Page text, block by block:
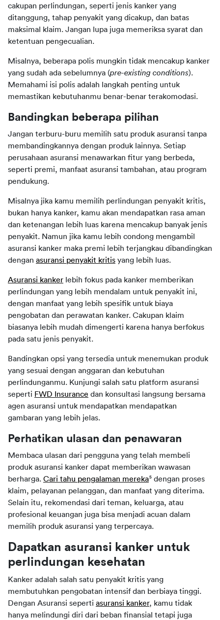
cakupan perlindungan, seperti jenis kanker yang
ditanggung, tahap penyakit yang dicakup, dan batas
maksimal klaim. Jangan lupa juga memeriksa syarat dan
ketentuan pengecualian.
Misalnya, beberapa polis mungkin tidak mencakup kanker
yang sudah ada sebelumnya (pre-existing conditions).
Memahami isi polis adalah langkah penting untuk
memastikan kebutuhanmu benar-benar terakomodasi.
Bandingkan beberapa pilihan
Jangan terburu-buru memilih satu produk asuransi tanpa
membandingkannya dengan produk lainnya. Setiap
perusahaan asuransi menawarkan fitur yang berbeda,
seperti premi, manfaat asuransi tambahan, atau program
pendukung.
Misalnya jika kamu memilih perlindungan penyakit kritis,
bukan hanya kanker, kamu akan mendapatkan rasa aman
dan ketenangan lebih luas karena mencakup banyak jenis
penyakit. Namun jika kamu lebih condong mengambil
asuransi kanker maka premi lebih terjangkau dibandingkan
dengan asuransi penyakit kritis yang lebih luas.
Asuransi kanker lebih fokus pada kanker memberikan
perlindungan yang lebih mendalam untuk penyakit ini,
dengan manfaat yang lebih spesifik untuk biaya
pengobatan dan perawatan kanker. Cakupan klaim
biasanya lebih mudah dimengerti karena hanya berfokus
pada satu jenis penyakit.
Bandingkan opsi yang tersedia untuk menemukan produk
yang sesuai dengan anggaran dan kebutuhan
perlindunganmu. Kunjungi salah satu platform asuransi
seperti FWD Insurance dan konsultasi langsung bersama
agen asuransi untuk mendapatkan mendapatkan
gambaran yang lebih jelas.
Perhatikan ulasan dan penawaran
Membaca ulasan dari pengguna yang telah membeli
produk asuransi kanker dapat memberikan wawasan
berharga. Cari tahu pengalaman mereka⁵ dengan proses
klaim, pelayanan pelanggan, dan manfaat yang diterima.
Selain itu, rekomendasi dari teman, keluarga, atau
profesional keuangan juga bisa menjadi acuan dalam
memilih produk asuransi yang terpercaya.
Dapatkan asuransi kanker untuk
perlindungan kesehatan
Kanker adalah salah satu penyakit kritis yang
membutuhkan pengobatan intensif dan berbiaya tinggi.
Dengan Asuransi seperti asuransi kanker, kamu tidak
hanya melindungi diri dari beban finansial tetapi juga